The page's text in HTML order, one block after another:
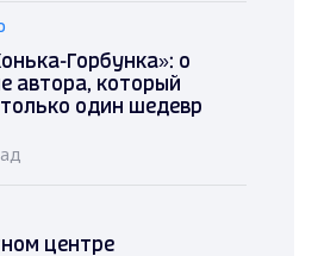
Горбунка»: о
автора, который
один шедевр
центре